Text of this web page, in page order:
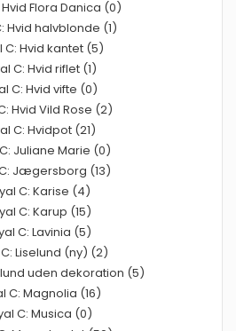
Hvid Flora Danica (0)
Hvid halvblonde (1)
C: Hvid kantet (5)
C: Hvid riflet (1)
C: Hvid vifte (0)
Hvid Vild Rose (2)
C: Hvidpot (21)
Juliane Marie (0)
Jægersborg (13)
C: Karise (4)
C: Karup (15)
C: Lavinia (5)
Liselund (ny) (2)
uden dekoration (5)
C: Magnolia (16)
C: Musica (0)